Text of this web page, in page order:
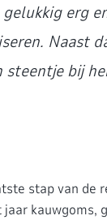
erg
Naast
bij
stap van de
kauwgoms,